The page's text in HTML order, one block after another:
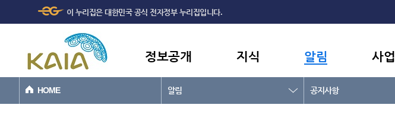
본문바로가기
이 누리집은 대한민국 공식 전자정부 누리집입니다.
정보공개 지식 알림 사업
HOME 알림 공지사항